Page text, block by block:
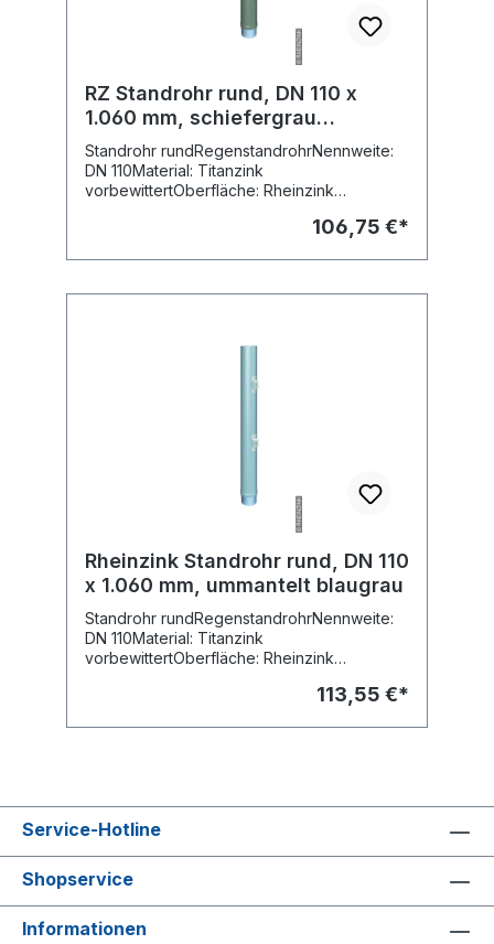
RZ Standrohr rund, DN 110 x
1.060 mm, schiefergrau
ummantelt
Standrohr rundRegenstandrohrNennweite:
DN 110Material: Titanzink
vorbewittertOberfläche: Rheinzink
ummanteltschlaggeschütztes RohrLänge:
inkl. SperrzahnmutterFabr. RheinzinkArt.-Nr.
106,75 €*
Rheinzink Standrohr rund, DN 110
x 1.060 mm, ummantelt blaugrau
Standrohr rundRegenstandrohrNennweite:
DN 110Material: Titanzink
vorbewittertOberfläche: Rheinzink
113,55 €*
Service-Hotline
Shopservice
Informationen